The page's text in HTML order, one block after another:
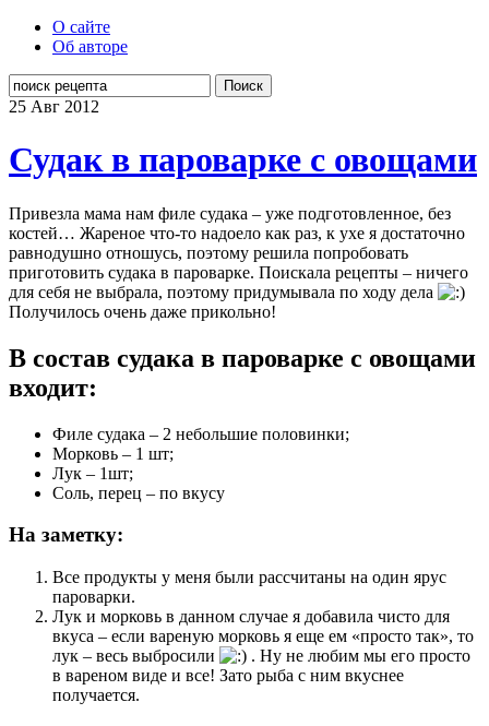
О сайте
Об авторе
Поиск
25 Авг 2012
Судак в пароварке с овощами
Привезла мама нам филе судака – уже подготовленное, без
костей… Жареное что-то надоело как раз, к ухе я достаточно
равнодушно отношусь, поэтому решила попробовать
приготовить судака в пароварке. Поискала рецепты – ничего
для себя не выбрала, поэтому придумывала по ходу дела
Получилось очень даже прикольно!
В состав судака в пароварке с овощами
входит:
Филе судака – 2 небольшие половинки;
Морковь – 1 шт;
Лук – 1шт;
Соль, перец – по вкусу
На заметку:
Все продукты у меня были рассчитаны на один ярус
пароварки.
Лук и морковь в данном случае я добавила чисто для
вкуса – если вареную морковь я еще ем «просто так», то
лук – весь выбросили
. Ну не любим мы его просто
в вареном виде и все! Зато рыба с ним вкуснее
получается.